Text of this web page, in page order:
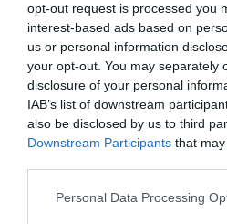
opt-out request is processed you
interest-based ads based on
us or personal information
your opt-out. You may separately
disclosure of your personal
IAB’s list of downstream
also be disclosed by us to third
Downstream Participants that
Personal Data Processing
Snickerskakor
Snickerskakor eller
flingor, kokos, socker och